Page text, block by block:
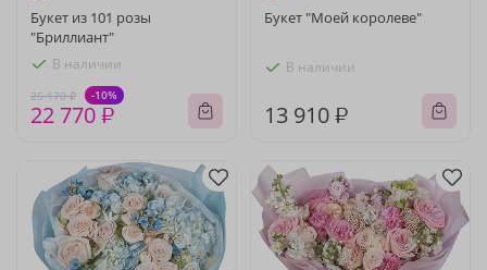
Букет из 101 розы
"Бриллиант"
В наличии
25 170 ₽ -10%
22 770 ₽
Букет "Моей королеве"
В наличии
13 910 ₽